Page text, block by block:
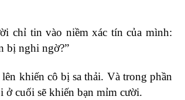
chỉ tin vào niềm xác tín của mình:
bị nghi ngờ?”
khiến cô bị sa thải. Và trong phần
ở cuối sẽ khiến bạn mỉm cười.